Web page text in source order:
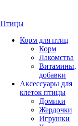
Птицы
Корм для птиц
Корм
Лакомства
Витамины,
добавки
Аксессуары для
клеток птицы
Домики
Жердочки
Игрушки